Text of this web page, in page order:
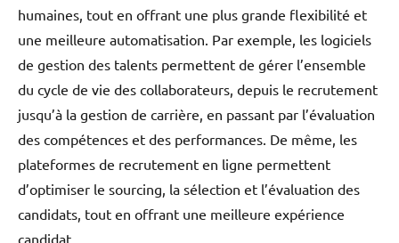
humaines, tout en offrant une plus grande flexibilité et
une meilleure automatisation. Par exemple, les logiciels
de gestion des talents permettent de gérer l’ensemble
du cycle de vie des collaborateurs, depuis le recrutement
jusqu’à la gestion de carrière, en passant par l’évaluation
des compétences et des performances. De même, les
plateformes de recrutement en ligne permettent
d’optimiser le sourcing, la sélection et l’évaluation des
candidats, tout en offrant une meilleure expérience
candidat.